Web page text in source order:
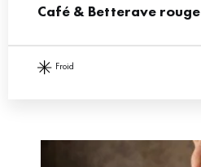
Café & Betterave rouge
froid